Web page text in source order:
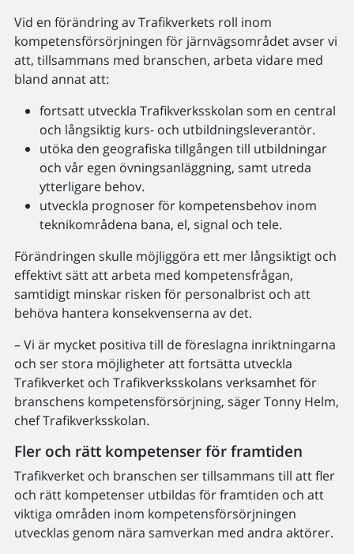
Vid en förändring av Trafikverkets roll inom
kompetensförsörjningen för järnvägsområdet avser vi
att, tillsammans med branschen, arbeta vidare med
bland annat att:
fortsatt utveckla Trafikverksskolan som en central
och långsiktig kurs- och utbildningsleverantör.
utöka den geografiska tillgången till utbildningar
och vår egen övningsanläggning, samt utreda
ytterligare behov.
utveckla prognoser för kompetensbehov inom
teknikområdena bana, el, signal och tele.
Förändringen skulle möjliggöra ett mer långsiktigt och
effektivt sätt att arbeta med kompetensfrågan,
samtidigt minskar risken för personalbrist och att
behöva hantera konsekvenserna av det.
– Vi är mycket positiva till de föreslagna inriktningarna
och ser stora möjligheter att fortsätta utveckla
Trafikverket och Trafikverksskolans verksamhet för
branschens kompetensförsörjning, säger Tonny Helm,
chef Trafikverksskolan.
Fler och rätt kompetenser för framtiden
Trafikverket och branschen ser tillsammans till att fler
och rätt kompetenser utbildas för framtiden och att
viktiga områden inom kompetensförsörjningen
utvecklas genom nära samverkan med andra aktörer.